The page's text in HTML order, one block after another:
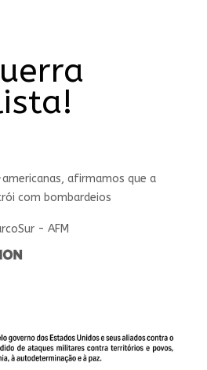
afirmamos que a
com bombardeios
- AFM